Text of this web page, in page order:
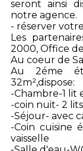
seront ainsi
notre agence.
- réserver
Les
2000, Office
Au coeur de
Au 2éme
32m²,dispose:
-Chambre-1 lit
-coin nuit- 2
-Séjour- avec
-Coin cuisine
vaisselle